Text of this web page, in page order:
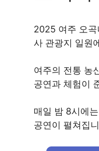
2025 여주 오곡
사 관광지 일원
여주의 전통 농
공연과 체험이
매일 밤 8시에는
공연이 펼쳐집